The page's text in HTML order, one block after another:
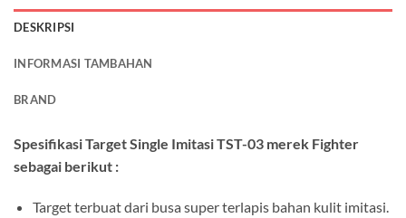
DESKRIPSI
INFORMASI TAMBAHAN
BRAND
Spesifikasi Target Single Imitasi TST-03 merek Fighter
sebagai berikut :
Target terbuat dari busa super terlapis bahan kulit imitasi.